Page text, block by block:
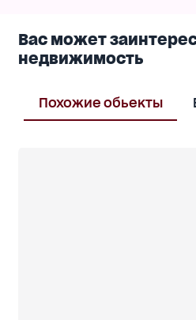
Вас может
недвижимость
Похожие обьекты